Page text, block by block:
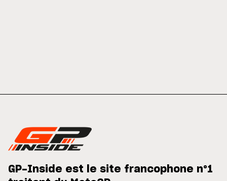
GP-Inside est le site francophone n°1